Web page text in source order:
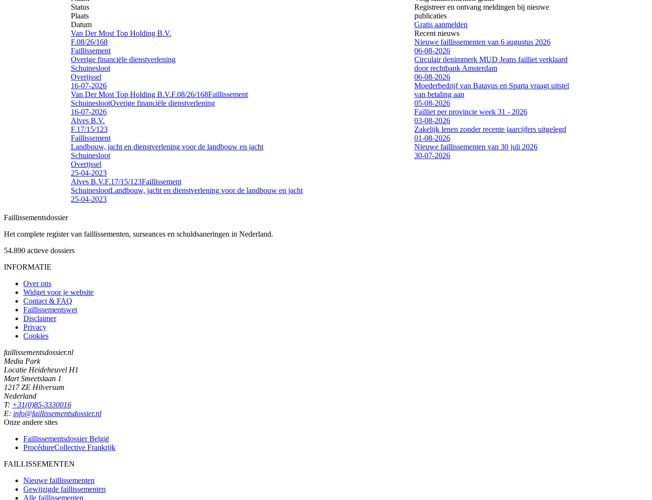
Status
Plaats
Datum
Van Der Most Top Holding B.V.
F.08/26/168
Faillissement
Overige financiële dienstverlening
Schuinesloot
Overijssel
16-07-2026
Van Der Most Top Holding B.V.F.08/26/168Faillissement
SchuineslootOverige financiële dienstverlening
16-07-2026
Alves B.V.
F.17/15/123
Faillissement
Landbouw, jacht en dienstverlening voor de landbouw en jacht
Schuinesloot
Overijssel
25-04-2023
Alves B.V.F.17/15/123Faillissement
SchuineslootLandbouw, jacht en dienstverlening voor de landbouw en jacht
25-04-2023
Registreer en ontvang meldingen bij nieuwe
publicaties
Gratis aanmelden
Recent nieuws
Nieuwe faillissementen van 6 augustus 2026
06-08-2026
Circulair denimmerk MUD Jeans failliet verklaard
door rechtbank Amsterdam
06-08-2026
Moederbedrijf van Batavus en Sparta vraagt uitstel
van betaling aan
05-08-2026
Failliet per provincie week 31 - 2026
03-08-2026
Zakelijk lenen zonder recente jaarcijfers uitgelegd
01-08-2026
Nieuwe faillissementen van 30 juli 2026
30-07-2026
Faillissementsdossier
Het complete register van faillissementen, surseances en schuldsaneringen in Nederland.
54.890 actieve dossiers
INFORMATIE
Over ons
Widget voor je website
Contact & FAQ
Faillissementswet
Disclaimer
Privacy
Cookies
faillissementsdossier.nl
Media Park
Locatie Heideheuvel H1
Mart Smeetslaan 1
1217 ZE Hilversum
Nederland
T: +31(0)85-3330016
E: info@faillissementsdossier.nl
Onze andere sites
Faillissementsdossier België
ProcédureCollective Frankrijk
FAILLISSEMENTEN
Nieuwe faillissementen
Gewijzigde faillissementen
Alle faillissementen